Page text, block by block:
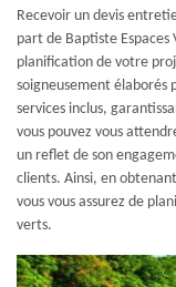
Recevoir un devis
part de Baptiste Espaces
planification de votre
soigneusement élaborés
services inclus,
vous pouvez vous
un reflet de son
clients. Ainsi, en
vous vous assurez de
verts.